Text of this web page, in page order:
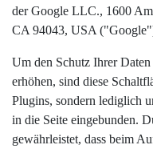
der Google LLC., 1600
CA 94043, USA
Um den Schutz Ihrer
erhöhen, sind diese
Plugins, sondern lediglich
in die Seite eingebunden.
gewährleistet, dass beim